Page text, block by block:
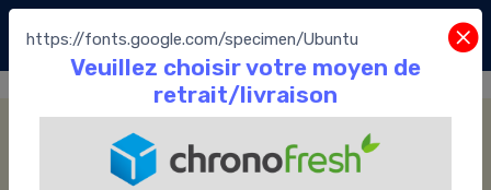
https://fonts.google.com/specimen/Ubuntu
Accueil La Boutique